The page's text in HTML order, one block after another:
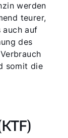
werden
teurer,
auch auf
des
somit die